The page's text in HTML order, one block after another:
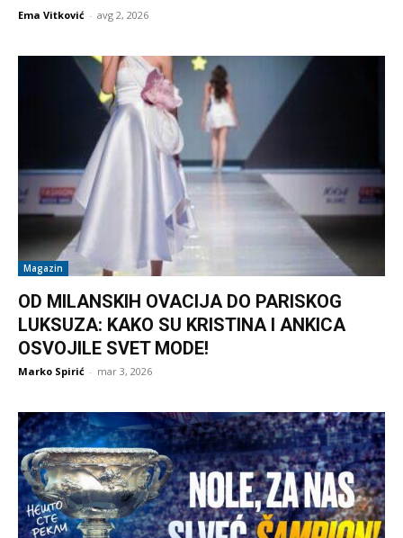
Ema Vitković - avg 2, 2026
Magazin
OD MILANSKIH OVACIJA DO PARISKOG
LUKSUZA: KAKO SU KRISTINA I ANKICA
OSVOJILE SVET MODE!
Marko Spirić - mar 3, 2026